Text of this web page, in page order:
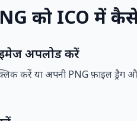
को ICO में कैसे
अपलोड करें
करें या अपनी PNG फ़ाइल ड्रैग